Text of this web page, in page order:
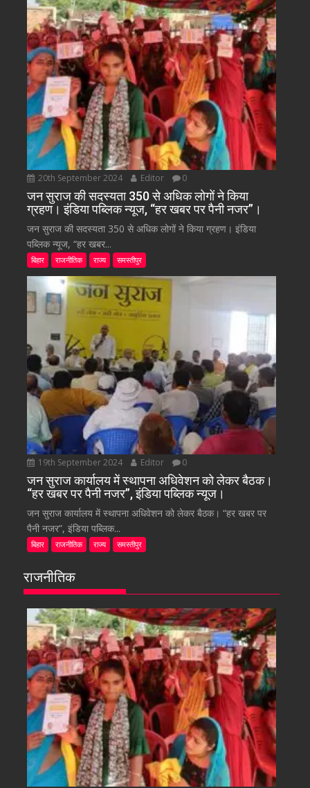
20th September 2024 Editor 0
जन सुराज की सदस्यता 350 से अधिक लोगों ने किया
ग्रहण। इंडिया पब्लिक न्यूज, “हर खबर पर पैनी नजर”।
जन सुराज की सदस्यता 350 से अधिक लोगों ने किया ग्रहण। इंडिया
पब्लिक न्यूज, “हर खबर...
बिहार राजनीतिक राज्य समस्तीपुर
19th September 2024 Editor 0
जन सुराज कार्यालय में स्थापना अधिवेशन को लेकर बैठक।
“हर खबर पर पैनी नजर”, इंडिया पब्लिक न्यूज।
जन सुराज कार्यालय में स्थापना अधिवेशन को लेकर बैठक। “हर खबर पर
पैनी नजर”, इंडिया पब्लिक...
बिहार राजनीतिक राज्य समस्तीपुर
राजनीतिक